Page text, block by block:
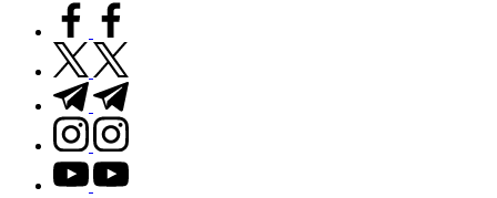
facebook.com
twitter.com
t.me
instagram.com
youtube.com